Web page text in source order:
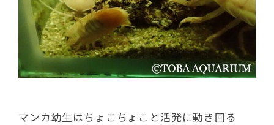
マンカ幼生はちょこちょこと活発に動き回る